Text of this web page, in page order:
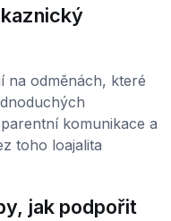
na odměnách, které
komunikace a
toho loajalita
jak podpořit